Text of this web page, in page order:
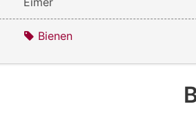
Bienen